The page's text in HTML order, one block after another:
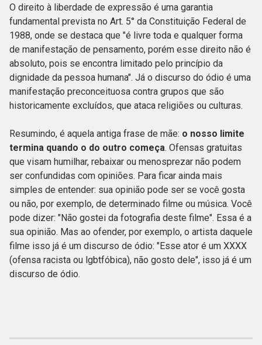
O direito à liberdade de expressão é uma garantia
fundamental prevista no Art. 5° da Constituição Federal de
1988, onde se destaca que "é livre toda e qualquer forma
de manifestação de pensamento, porém esse direito não é
absoluto, pois se encontra limitado pelo princípio da
dignidade da pessoa humana". Já o discurso do ódio é uma
manifestação preconceituosa contra grupos que são
historicamente excluídos, que ataca religiões ou culturas.
Resumindo, é aquela antiga frase de mãe: o nosso limite
termina quando o do outro começa. Ofensas gratuitas
que visam humilhar, rebaixar ou menosprezar não podem
ser confundidas com opiniões. Para ficar ainda mais
simples de entender: sua opinião pode ser se você gosta
ou não, por exemplo, de determinado filme ou música. Você
pode dizer: "Não gostei da fotografia deste filme". Essa é a
sua opinião. Mas ao ofender, por exemplo, o artista daquele
filme isso já é um discurso de ódio: "Esse ator é um XXXX
(ofensa racista ou lgbtfóbica), não gosto dele", isso já é um
discurso de ódio.